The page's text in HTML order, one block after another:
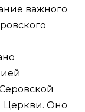
важного
Церкви. Оно